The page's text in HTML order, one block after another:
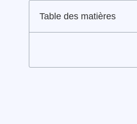
Table des matières